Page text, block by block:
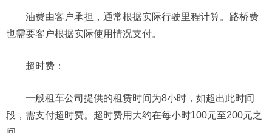
油费由客户承担，通常根据实际行驶里程计算。路桥费
也需要客户根据实际使用情况支付。
超时费：
一般租车公司提供的租赁时间为8小时，如超出此时间
段，需支付超时费。超时费用大约在每小时100元至200元之